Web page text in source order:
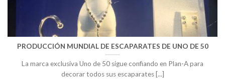
PRODUCCIÓN MUNDIAL DE ESCAPARATES DE UNO DE 50
La marca exclusiva Uno de 50 sigue confiando en Plan-A para
decorar todos sus escaparates [...]